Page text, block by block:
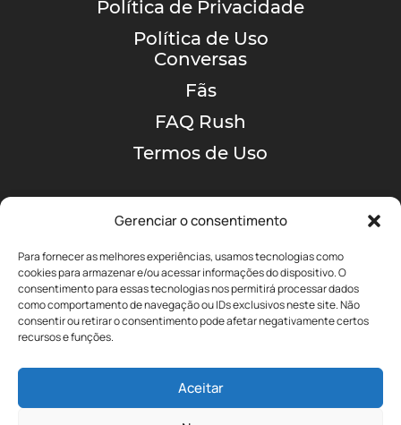
Gerenciar o consentimento
Para fornecer as melhores experiências, usamos tecnologias como
cookies para armazenar e/ou acessar informações do dispositivo. O
consentimento para essas tecnologias nos permitirá processar dados
como comportamento de navegação ou IDs exclusivos neste site. Não
consentir ou retirar o consentimento pode afetar negativamente certos
recursos e funções.
Aceitar
Política de Privacidade
Política de Uso
Conversas
Fãs
FAQ Rush
Termos de Uso
A MAIOR COMUNIDADE
DE RUSH NO BRASIL!
yyz@portalrushbrasil.com.br